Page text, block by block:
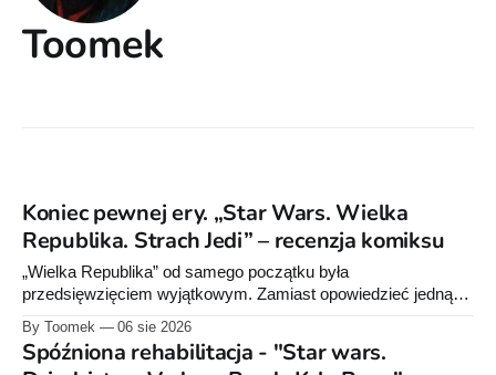
Toomek
Koniec pewnej ery. „Star Wars. Wielka
Republika. Strach Jedi” – recenzja komiksu
„Wielka Republika” od samego początku była
przedsięwzięciem wyjątkowym. Zamiast opowiedzieć jedną
historię w jednej serii książek czy komiksów, Lucasfilm
zdecydował się stworzyć rozbudowany projekt wydawniczy
obejmujący powieści dla dorosłych, młodzieży i młodszych
By Toomek 06 sie 2026
Spóźniona rehabilitacja - "Star wars.